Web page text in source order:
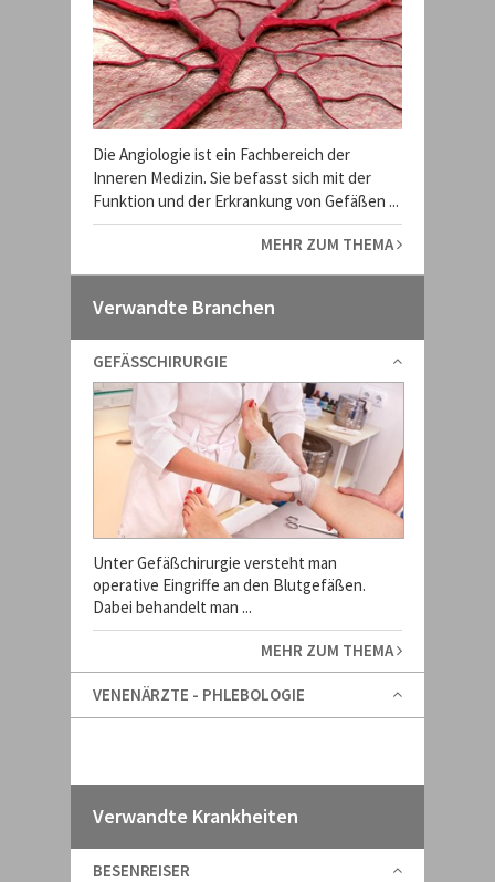
Die Angiologie ist ein Fachbereich der
Inneren Medizin. Sie befasst sich mit der
Funktion und der Erkrankung von Gefäßen ...
MEHR ZUM THEMA
Verwandte Branchen
GEFÄSSCHIRURGIE
Unter Gefäßchirurgie versteht man
operative Eingriffe an den Blutgefäßen.
Dabei behandelt man ...
MEHR ZUM THEMA
VENENÄRZTE - PHLEBOLOGIE
Verwandte Krankheiten
BESENREISER